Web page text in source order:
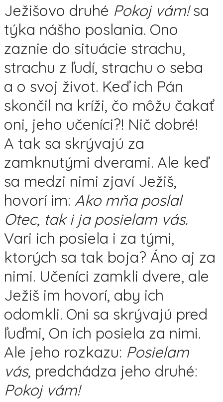
Ježišovo druhé Pokoj vám!sa
týka nášho poslania. Ono
zaznie do situácie strachu,
strachu z ľudí, strachu o seba
a o svoj život. Keď ich Pán
skončil na kríži, čo môžu čakať
oni, jeho učeníci?! Nič dobré!
A tak sa skrývajú za
zamknutými dverami. Ale keď
sa medzi nimi zjaví Ježiš,
hovorí im: Ako mňa poslal
Otec, tak i ja posielam vás.
Vari ich posiela i za tými,
ktorých sa tak boja? Áno aj za
nimi. Učeníci zamkli dvere, ale
Ježiš im hovorí, aby ich
odomkli. Oni sa skrývajú pred
ľuďmi, On ich posiela za nimi.
Ale jeho rozkazu: Posielam
vás, predchádza jeho druhé:
Pokoj vám!